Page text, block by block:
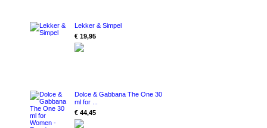
Lekker & Simpel
€ 19,95
Dolce & Gabbana The One 30
ml for ...
€ 44,45